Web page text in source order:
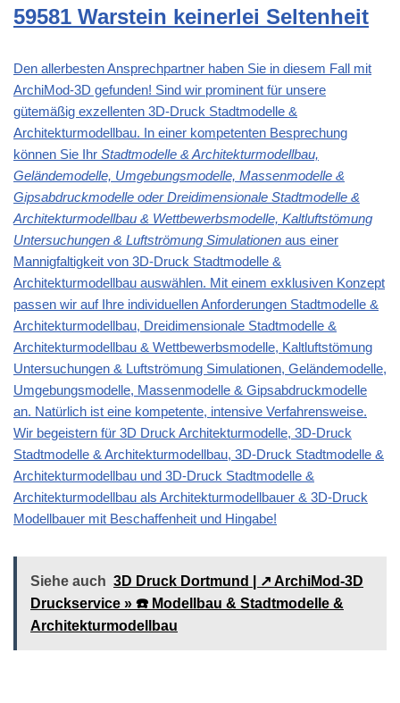
59581 Warstein keinerlei Seltenheit
Den allerbesten Ansprechpartner haben Sie in diesem Fall mit
ArchiMod-3D gefunden! Sind wir prominent für unsere
gütemäßig exzellenten 3D-Druck Stadtmodelle &
Architekturmodellbau. In einer kompetenten Besprechung
können Sie Ihr Stadtmodelle & Architekturmodellbau,
Geländemodelle, Umgebungsmodelle, Massenmodelle &
Gipsabdruckmodelle oder Dreidimensionale Stadtmodelle &
Architekturmodellbau & Wettbewerbsmodelle, Kaltluftstömung
Untersuchungen & Luftströmung Simulationen aus einer
Mannigfaltigkeit von 3D-Druck Stadtmodelle &
Architekturmodellbau auswählen. Mit einem exklusiven Konzept
passen wir auf Ihre individuellen Anforderungen Stadtmodelle &
Architekturmodellbau, Dreidimensionale Stadtmodelle &
Architekturmodellbau & Wettbewerbsmodelle, Kaltluftstömung
Untersuchungen & Luftströmung Simulationen, Geländemodelle,
Umgebungsmodelle, Massenmodelle & Gipsabdruckmodelle
an. Natürlich ist eine kompetente, intensive Verfahrensweise.
Wir begeistern für 3D Druck Architekturmodelle, 3D-Druck
Stadtmodelle & Architekturmodellbau, 3D-Druck Stadtmodelle &
Architekturmodellbau und 3D-Druck Stadtmodelle &
Architekturmodellbau als Architekturmodellbauer & 3D-Druck
Modellbauer mit Beschaffenheit und Hingabe!
Siehe auch 3D Druck Dortmund | ↗️ ArchiMod-3D
Druckservice » ☎️ Modellbau & Stadtmodelle &
Architekturmodellbau